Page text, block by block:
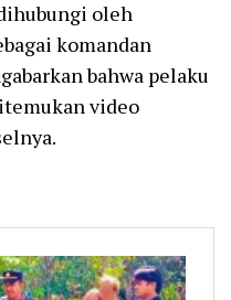
oleh
komandan
bahwa pelaku
video